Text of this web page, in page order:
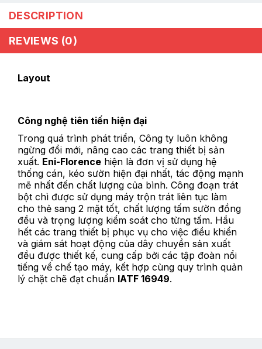
DESCRIPTION
REVIEWS (0)
Layout
Công nghệ tiên tiến hiện đại
Trong quá trình phát triển, Công ty luôn không
ngừng đổi mới, nâng cao các trang thiết bị sản
xuất. Eni-Florence hiện là đơn vị sử dụng hệ
thống cán, kéo sườn hiện đại nhất, tác động mạnh
mẽ nhất đến chất lượng của bình. Công đoạn trát
bột chì được sử dụng máy trộn trát liên tục làm
cho thẻ sang 2 mặt tốt, chất lượng tấm sườn đồng
đều và trọng lượng kiểm soát cho từng tấm. Hầu
hết các trang thiết bị phục vụ cho việc điều khiển
và giám sát hoạt động của dây chuyền sản xuất
đều được thiết kế, cung cấp bởi các tập đoàn nổi
tiếng về chế tạo máy, kết hợp cùng quy trình quản
lý chặt chẽ đạt chuẩn IATF 16949.